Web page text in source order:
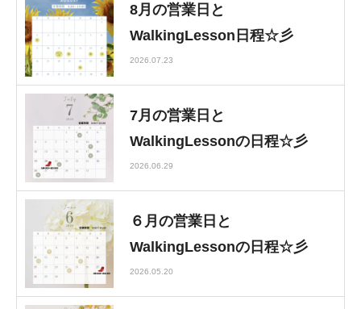
8月の営業日と
WalkingLesson日程☆彡
2026.07.23
7月の営業日と
WalkingLessonの日程☆彡
2026.06.29
６月の営業日と
WalkingLessonの日程☆彡
2026.05.20